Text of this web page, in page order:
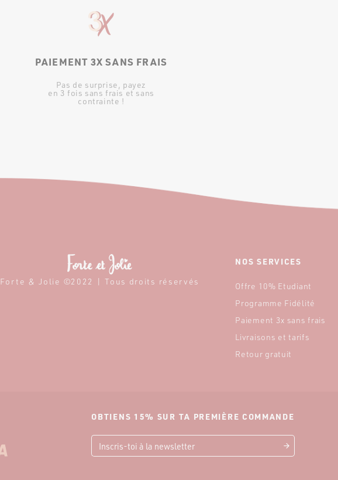
PAIEMENT 3X SANS FRAIS
Pas de surprise, payez
en 3 fois sans frais et sans
contrainte !
Forte & Jolie ©2022 | Tous droits réservés
NOS SERVICES
Offre 10% Etudiant
Programme Fidélité
Paiement 3x sans frais
Livraisons et tarifs
Retour gratuit
OBTIENS 15% SUR TA PREMIÈRE COMMANDE